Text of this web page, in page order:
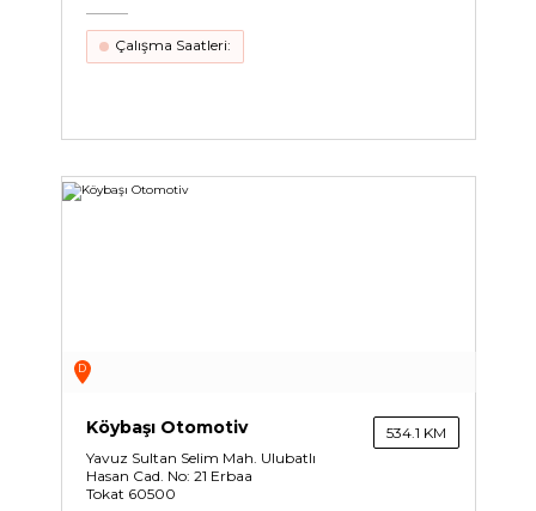
Çalışma Saatleri:
D
Köybaşı Otomotiv
Yavuz Sultan Selim Mah. Ulubatlı
Hasan Cad. No: 21 Erbaa
Tokat 60500
534.1 KM